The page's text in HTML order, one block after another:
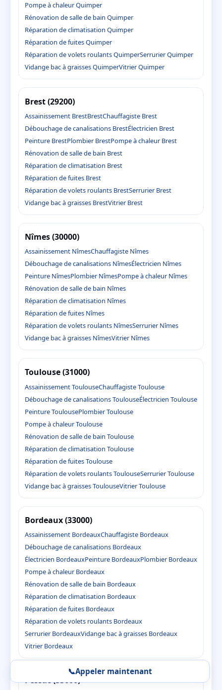
Pompe à chaleur Quimper
Rénovation de salle de bain Quimper
Réparation de climatisation Quimper
Réparation de fuites Quimper
Réparation de volets roulants QuimperSerrurier Quimper
Vidange bac à graisses QuimperVitrier Quimper
Brest (29200)
Assainissement BrestBrestChauffagiste Brest
Débouchage de canalisations BrestÉlectricien Brest
Peinture BrestPlombier BrestPompe à chaleur Brest
Rénovation de salle de bain Brest
Réparation de climatisation Brest
Réparation de fuites Brest
Réparation de volets roulants BrestSerrurier Brest
Vidange bac à graisses BrestVitrier Brest
Nîmes (30000)
Assainissement NîmesChauffagiste Nîmes
Débouchage de canalisations NîmesÉlectricien Nîmes
Peinture NîmesPlombier NîmesPompe à chaleur Nîmes
Rénovation de salle de bain Nîmes
Réparation de climatisation Nîmes
Réparation de fuites Nîmes
Réparation de volets roulants NîmesSerrurier Nîmes
Vidange bac à graisses NîmesVitrier Nîmes
Toulouse (31000)
Assainissement ToulouseChauffagiste Toulouse
Débouchage de canalisations ToulouseÉlectricien Toulouse
Peinture ToulousePlombier Toulouse
Pompe à chaleur Toulouse
Rénovation de salle de bain Toulouse
Réparation de climatisation Toulouse
Réparation de fuites Toulouse
Réparation de volets roulants ToulouseSerrurier Toulouse
Vidange bac à graisses ToulouseVitrier Toulouse
Bordeaux (33000)
Assainissement BordeauxChauffagiste Bordeaux
Débouchage de canalisations Bordeaux
Électricien BordeauxPeinture BordeauxPlombier Bordeaux
Pompe à chaleur Bordeaux
Rénovation de salle de bain Bordeaux
Réparation de climatisation Bordeaux
Réparation de fuites Bordeaux
Réparation de volets roulants Bordeaux
Serrurier BordeauxVidange bac à graisses Bordeaux
Vitrier Bordeaux
Pessac (33600)
📞Appeler maintenant